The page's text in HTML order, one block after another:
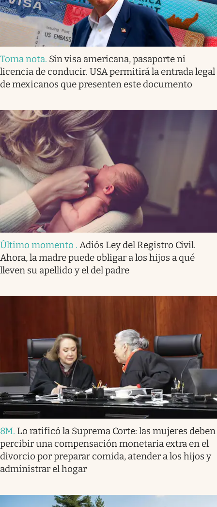
Toma nota. Sin visa americana, pasaporte ni
licencia de conducir. USA permitirá la entrada legal
de mexicanos que presenten este documento
Último momento . Adiós Ley del Registro Civil.
Ahora, la madre puede obligar a los hijos a qué
lleven su apellido y el del padre
8M. Lo ratificó la Suprema Corte: las mujeres deben
percibir una compensación monetaria extra en el
divorcio por preparar comida, atender a los hijos y
administrar el hogar